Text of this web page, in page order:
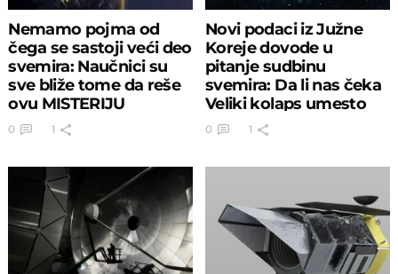
Nemamo pojma od
čega se sastoji veći deo
svemira: Naučnici su
sve bliže tome da reše
ovu MISTERIJU
0 1
Novi podaci iz Južne
Koreje dovode u
pitanje sudbinu
svemira: Da li nas čeka
Veliki kolaps umesto
širenja?
0 1